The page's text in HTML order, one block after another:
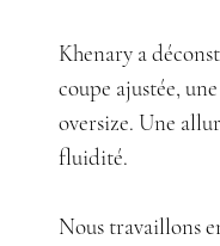
Khenary a
coupe ajustée,
oversize. Une
fluidité.
Nous travaillons